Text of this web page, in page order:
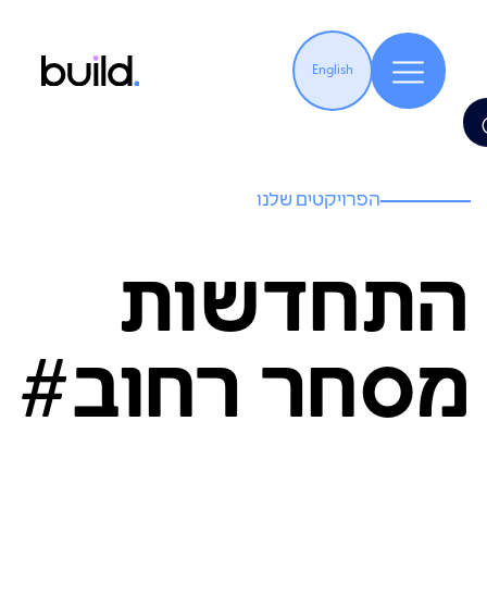
English
הפרויקטים שלנו
התחדשות
מסחר רחוב#